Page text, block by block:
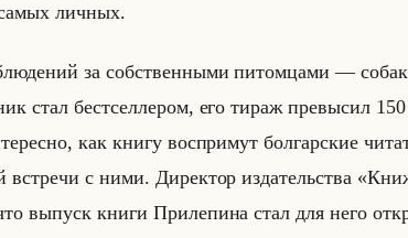
лич­ных.
за соб­ствен­ны­ми пи­том­ца­ми —
стал бест­сел­ле­ром, его тираж пре­вы­сил
как книгу вос­при­мут бол­гар­ские
встре­чи с ними. Ди­рек­тор из­да­тельства
вы­пуск книги При­ле­пи­на стал для него